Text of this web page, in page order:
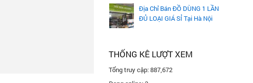
Địa Chỉ Bán ĐỒ DÙNG 1 LẦN
ĐỦ LOẠI GIÁ SỈ Tại Hà Nội
THỐNG KÊ LƯỢT XEM
Tổng truy cập:887,672